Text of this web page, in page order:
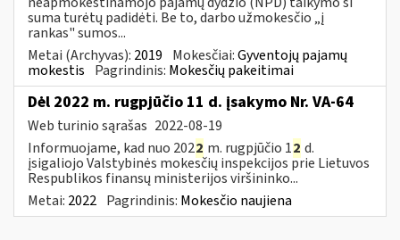
suma turėtų padidėti. Be to, darbo užmokesčio „į
rankas" sumos...
Metai (Archyvas): 2019 Mokesčiai:Gyventojų pajamų
mokestis Pagrindinis: Mokesčių pakeitimai
Dėl 2022 m. rugpjūčio 11 d. įsakymo Nr. VA-64
Web turinio sąrašas 2022-08-19
Informuojame, kad nuo 2022 m. rugpjūčio 12 d.
įsigaliojo Valstybinės mokesčių inspekcijos prie Lietuvos
Respublikos finansų ministerijos viršininko...
Metai: 2022 Pagrindinis: Mokesčio naujiena